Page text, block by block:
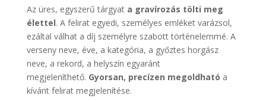
Az üres, egyszerű tárgyata gravírozás tölti meg
élettel. A felirat egyedi, személyes emléket varázsol,
ezáltal válhat a díj személyre szabott történelemmé. A
verseny neve, éve, a kategória, a győztes horgász
neve, a rekord, a helyszín egyaránt
megjeleníthető. Gyorsan, precízen megoldható a
kívánt felirat megjelenítése.